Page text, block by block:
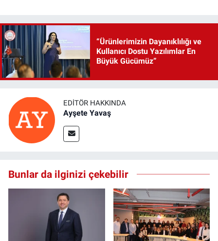
“Ürünlerimizin Dayanıklılığı ve
Kullanıcı Dostu Yazılımlar En
Büyük Gücümüz”
EDITÖR HAKKINDA
Ayşete Yavaş
Bunlar da ilginizi çekebilir